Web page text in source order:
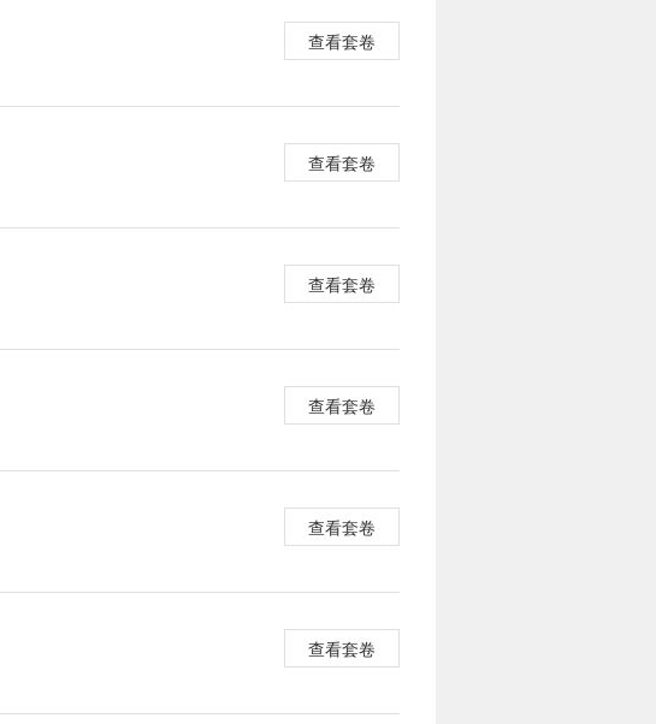
查看套卷
查看套卷
查看套卷
查看套卷
查看套卷
查看套卷